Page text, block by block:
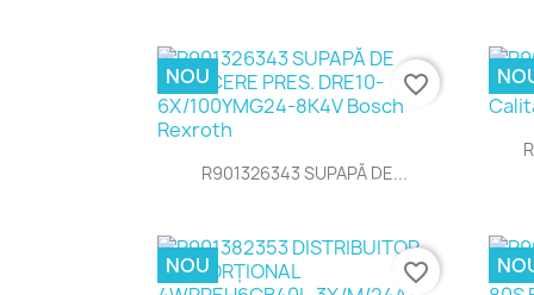
Vizualizare rapida
R901326343 SUPAPĂ DE...
NOU favorite_border
NOU favorite_border